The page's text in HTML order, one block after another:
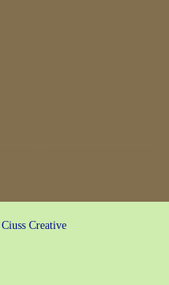
Ciuss Creative